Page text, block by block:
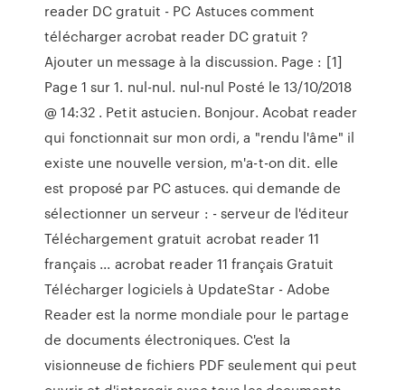
reader DC gratuit - PC Astuces comment
télécharger acrobat reader DC gratuit ?
Ajouter un message à la discussion. Page : [1]
Page 1 sur 1. nul-nul. nul-nul Posté le 13/10/2018
@ 14:32 . Petit astucien. Bonjour. Acobat reader
qui fonctionnait sur mon ordi, a "rendu l'âme" il
existe une nouvelle version, m'a-t-on dit. elle
est proposé par PC astuces. qui demande de
sélectionner un serveur : - serveur de l'éditeur
Téléchargement gratuit acrobat reader 11
français ... acrobat reader 11 français Gratuit
Télécharger logiciels à UpdateStar - Adobe
Reader est la norme mondiale pour le partage
de documents électroniques. C'est la
visionneuse de fichiers PDF seulement qui peut